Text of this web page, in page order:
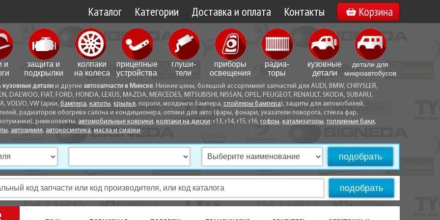
Каталог Категории Доставка и оплата
Доставка по Минску
Доставка по Беларуси
Самовывоз
Способы оплаты
Контакты
Вакансии
Корзина
и
защита и
подкрылки
колпаки
на колеса
прицепные
устройства
глуши­
тели
приборы
освещения
радиа­
торы
кузовные
детали
детали для
микро­автобусов
кузовные детали и другие автозапчасти в Минске. Низкие цены, большой ассортимент запчастей для AUDI, BMW, CHRYSLER,
DAEWOO, FIAT, FORD, HONDA, LEXUS, MAZDA, MERCEDES, MITSUBISHI, NISSAN, OPEL, PEUGEOT, RENAULT, SKODA, SUBARU,
VOLVO, VW (арки, бампера, капоты, крылья, пороги, молдинги бампера, спойлеры бампера), защиты для автомобилей,
радиаторов обогрева салона и кондиционера, оптики для авто (фары, фонари, указатели поворота, стекла фар,
ремкоплекты, автомобильные коврики, колпаки на диски: r13, r14, r15, r16, гофры, катализаторы,топливные баки,
, автохимия, автокосметика, масла и смазки .